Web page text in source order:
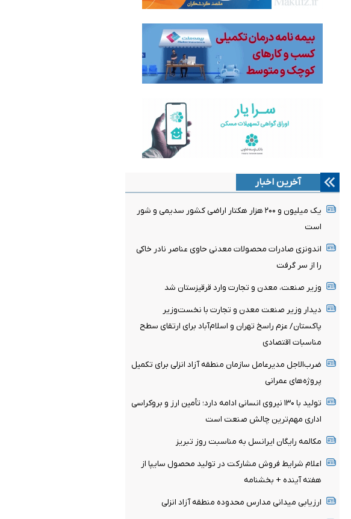
آخرین اخبار
یک میلیون و ۲۰۰ هزار هکتار اراضی کشور سدیمی و شور
است
اندونزی صادرات محصولات معدنی حاوی عناصر نادر خاکی
را از سر گرفت
وزیر صنعت، معدن و تجارت وارد قرقیزستان شد
دیدار وزیر صنعت معدن و تجارت با نخست‌وزیر
پاکستان/ عزم راسخ تهران و اسلام‌آباد برای ارتقای سطح
مناسبات اقتصادی
ضرب‌الاجل مدیرعامل سازمان منطقه آزاد انزلی برای تکمیل
پروژه‌های عمرانی
تولید با ۱۳۰ نیروی انسانی ادامه دارد؛ تأمین ارز و بروکراسی
اداری مهم‌ترین چالش صنعت است
مکالمه رایگان ایرانسل به مناسبت روز تبریز
اعلام شرایط فروش مشارکت در تولید محصول سایپا از
هفته آینده + بخشنامه
ارزیابی میدانی مدارس محدوده منطقه آزاد انزلی